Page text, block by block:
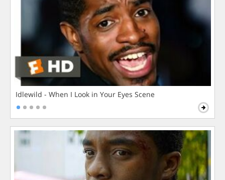
Idlewild - When I Look in Your Eyes Scene